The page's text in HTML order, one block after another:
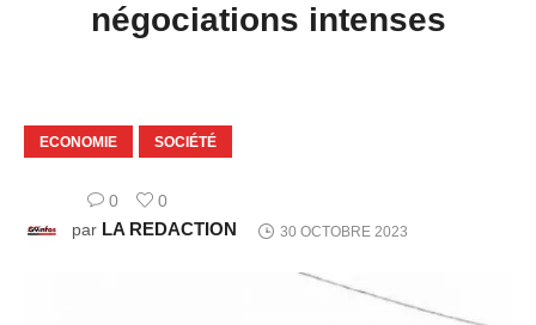
négociations intenses
ECONOMIE SOCIÉTÉ
0
0
par LA REDACTION 30 OCTOBRE 2023